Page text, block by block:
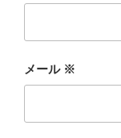
メール ※